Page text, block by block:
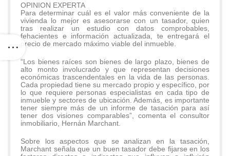
OPINION EXPERTA
Para determinar cuál es el valor más conveniente de la
vivienda lo mejor es asesorarse con un tasador, quien
tras realizar un estudio con datos comprobables,
fehacientes e información actualizada, te entregará el
precio de mercado máximo viable del inmueble.
“Los bienes raíces son bienes de largo plazo, bienes de
alto monto involucrado y que representan decisiones
económicas trascendentales en la vida de las personas.
Cada propiedad tiene su mercado propio y específico, por
lo que requiere personas especialistas en cada tipo de
inmueble y sectores de ubicación. Además, es importante
tener siempre más de un informe de tasación para así
tener dos visiones comparables”, comenta el consultor
inmobiliario, Hernán Marchant.
Sobre los aspectos que se analizan en la tasación,
Marchant señala que un buen tasador debe fijarse en los